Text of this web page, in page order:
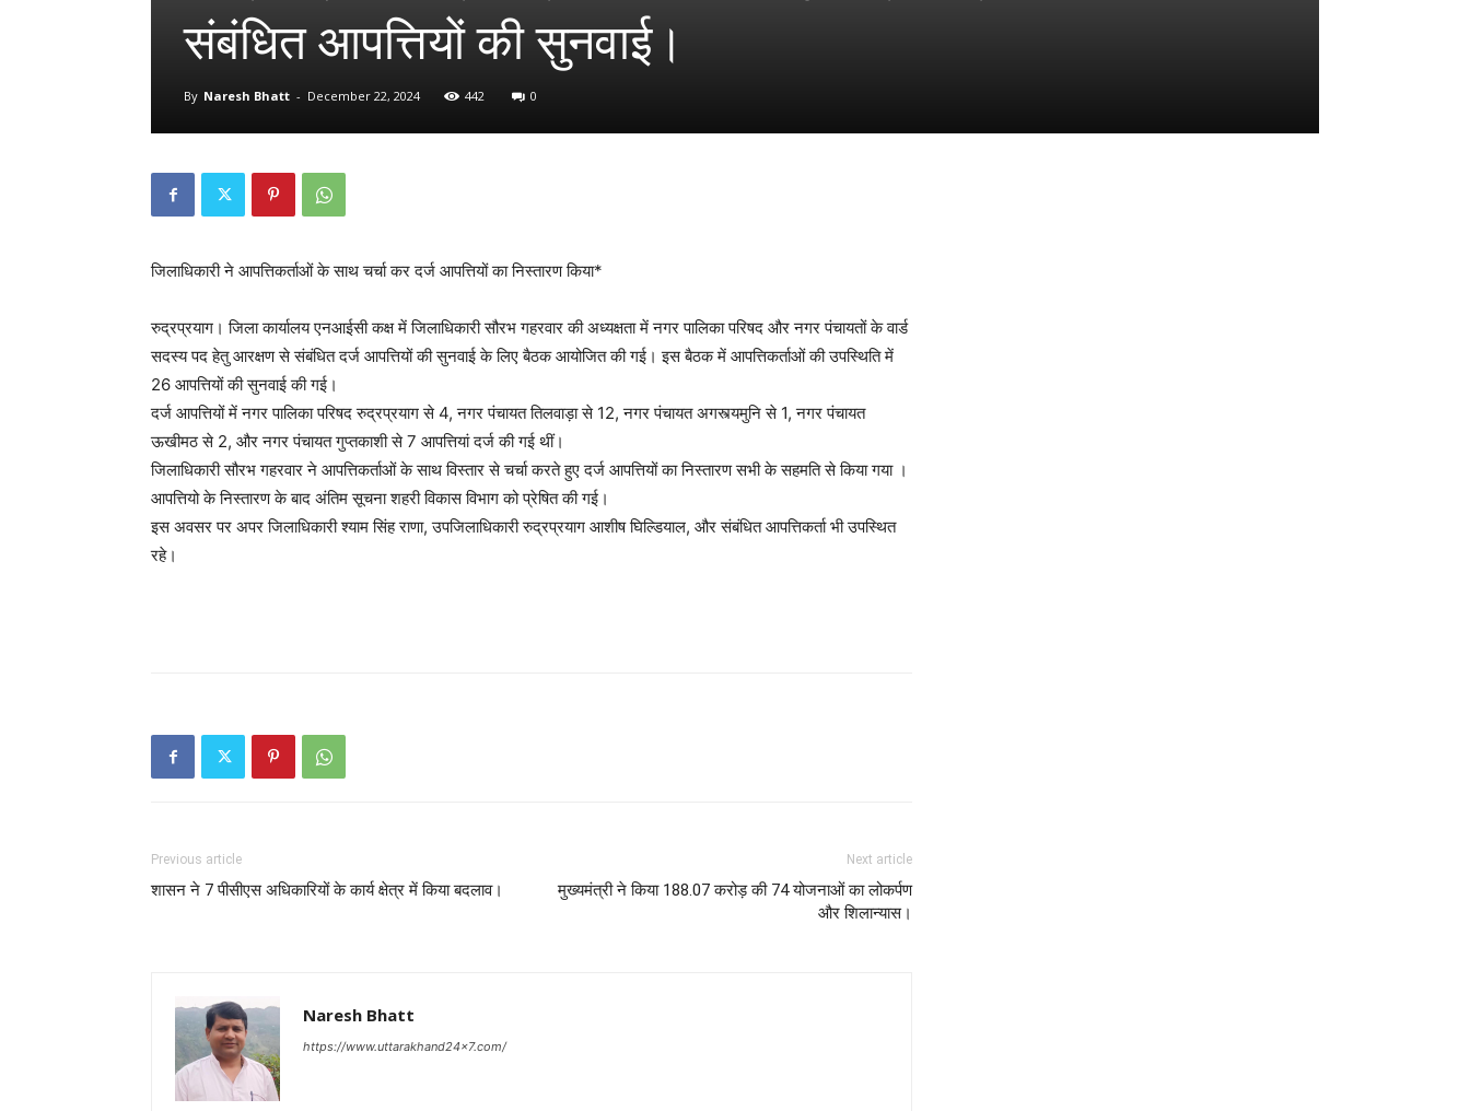
संबंधित आपत्तियों की सुनवाई।
By Naresh Bhatt - December 22, 2024 442 0
जिलाधिकारी ने आपत्तिकर्ताओं के साथ चर्चा कर दर्ज आपत्तियों का निस्तारण किया*
रुद्रप्रयाग। जिला कार्यालय एनआईसी कक्ष में जिलाधिकारी सौरभ गहरवार की अध्यक्षता में नगर पालिका परिषद और नगर पंचायतों के वार्ड
सदस्य पद हेतु आरक्षण से संबंधित दर्ज आपत्तियों की सुनवाई के लिए बैठक आयोजित की गई। इस बैठक में आपत्तिकर्ताओं की उपस्थिति में
26 आपत्तियों की सुनवाई की गई।
दर्ज आपत्तियों में नगर पालिका परिषद रुद्रप्रयाग से 4, नगर पंचायत तिलवाड़ा से 12, नगर पंचायत अगस्त्यमुनि से 1, नगर पंचायत
ऊखीमठ से 2, और नगर पंचायत गुप्तकाशी से 7 आपत्तियां दर्ज की गई थीं।
जिलाधिकारी सौरभ गहरवार ने आपत्तिकर्ताओं के साथ विस्तार से चर्चा करते हुए दर्ज आपत्तियों का निस्तारण सभी के सहमति से किया गया ।
आपत्तियो के निस्तारण के बाद अंतिम सूचना शहरी विकास विभाग को प्रेषित की गई।
इस अवसर पर अपर जिलाधिकारी श्याम सिंह राणा, उपजिलाधिकारी रुद्रप्रयाग आशीष घिल्डियाल, और संबंधित आपत्तिकर्ता भी उपस्थित
रहे।
Previous article
शासन ने 7 पीसीएस अधिकारियों के कार्य क्षेत्र में किया बदलाव।
Next article
मुख्यमंत्री ने किया 188.07 करोड़ की 74 योजनाओं का लोकर्पण
और शिलान्यास।
Naresh Bhatt
https://www.uttarakhand24x7.com/